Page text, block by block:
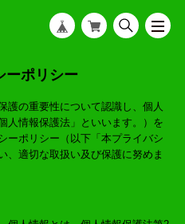
ーポリシー
護の重要性について認識し、個人
人情報保護法」といいます。）を
ーポリシー（以下「本プライバシ
、適切な取扱い及び保護に努めま